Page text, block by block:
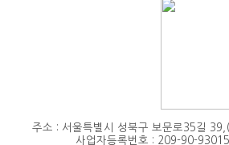
주소 : 서울특별시 성북구 보문로35길
사업자등록번호 : 209-90-